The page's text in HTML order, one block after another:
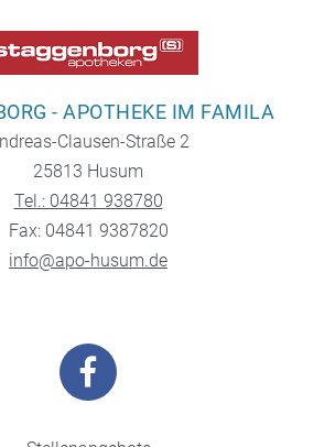
- APOTHEKE IM FAMILA
Clausen-Straße 2
25813 Husum
Tel.: 04841 938780
Fax: 04841 9387820
info@apo-husum.de